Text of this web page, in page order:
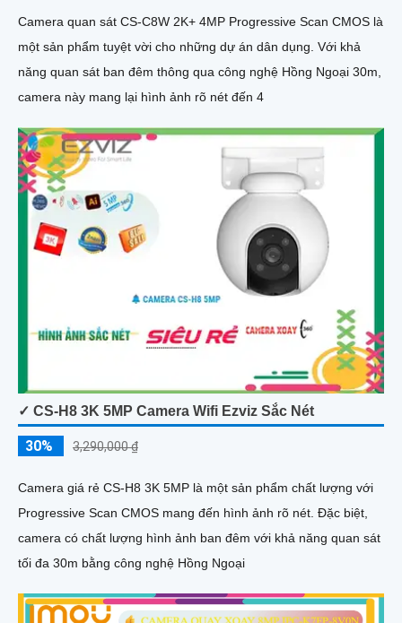
Camera quan sát CS-C8W 2K+ 4MP Progressive Scan CMOS là
một sản phẩm tuyệt vời cho những dự án dân dụng. Với khả
năng quan sát ban đêm thông qua công nghệ Hồng Ngoại 30m,
camera này mang lại hình ảnh rõ nét đến 4
✓ CS-H8 3K 5MP Camera Wifi Ezviz Sắc Nét
30% 3,290,000 ₫
Camera giá rẻ CS-H8 3K 5MP là một sản phẩm chất lượng với
Progressive Scan CMOS mang đến hình ảnh rõ nét. Đặc biệt,
camera có chất lượng hình ảnh ban đêm với khả năng quan sát
tối đa 30m bằng công nghệ Hồng Ngoại